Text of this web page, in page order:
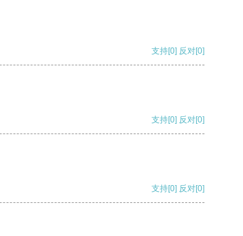
支持[0] 反对[0]
支持[0] 反对[0]
支持[0] 反对[0]